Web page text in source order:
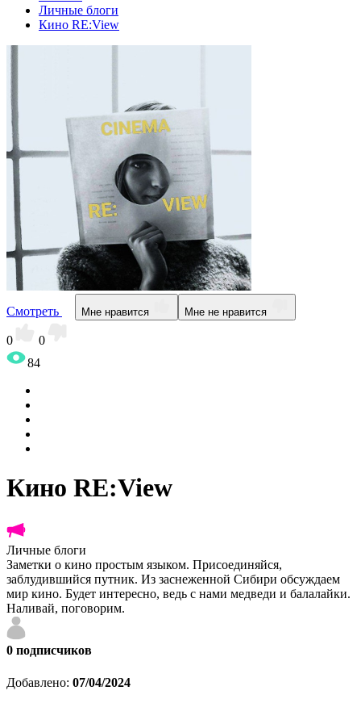
Личные блоги
Кино RE:View
Смотреть Мне нравится Мне не нравится
0
0
84
Кино RE:View
Личные блоги
Заметки о кино простым языком. Присоединяйся,
заблудившийся путник. Из заснеженной Сибири обсуждаем
мир кино. Будет интересно, ведь с нами медведи и балалайки.
Наливай, поговорим.
0 подписчиков
Добавлено: 07/04/2024